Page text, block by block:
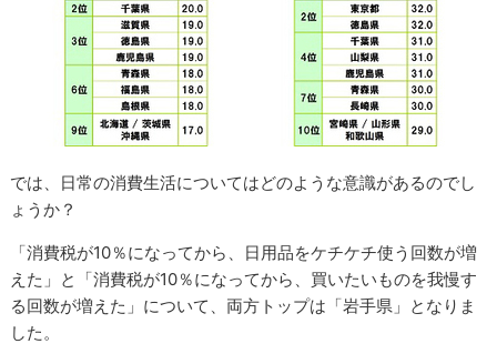
では、日常の消費生活についてはどのような意識があるのでし
ょうか？
「消費税が10％になってから、日用品をケチケチ使う回数が増
えた」と「消費税が10％になってから、買いたいものを我慢す
る回数が増えた」について、両方トップは「岩手県」となりま
した。